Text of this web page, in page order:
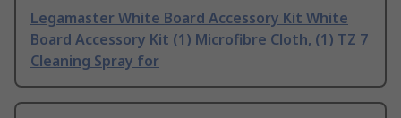
Legamaster White Board Accessory Kit White
Board Accessory Kit (1) Microfibre Cloth, (1) TZ 7
Cleaning Spray for